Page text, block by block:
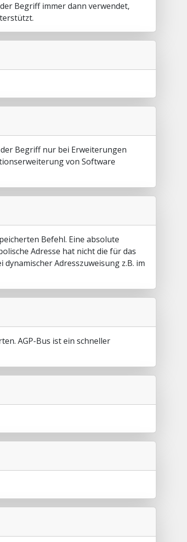
Begriff immer dann verwendet,
Begriff nur bei Erweiterungen
von Software
Befehl. Eine absolute
Adresse hat nicht die für das
Adresszuweisung z.B. im
AGP-Bus ist ein schneller